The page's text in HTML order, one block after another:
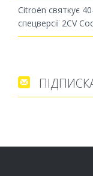
Citroën святкує
спецверсії 2CV
